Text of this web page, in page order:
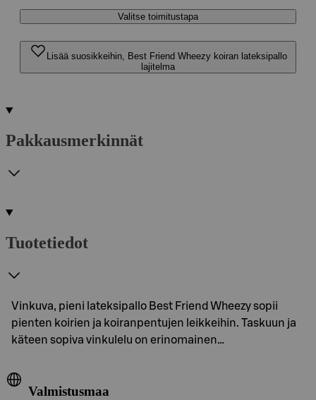
Valitse toimitustapa
Lisää suosikkeihin, Best Friend Wheezy koiran lateksipallo
lajitelma
Pakkausmerkinnät
Tuotetiedot
Vinkuva, pieni lateksipallo Best Friend Wheezy sopii
pienten koirien ja koiranpentujen leikkeihin. Taskuun ja
käteen sopiva vinkulelu on erinomainen…
Valmistusmaa